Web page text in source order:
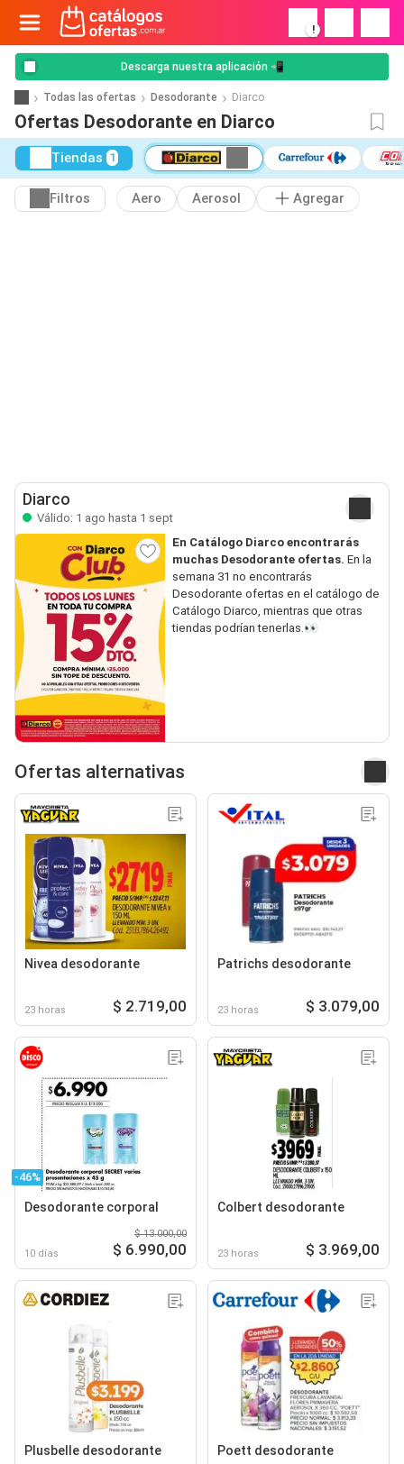
!
Descarga nuestra aplicación 📲
Todas las ofertas Desodorante Diarco
Ofertas Desodorante en Diarco
Tiendas 1
Filtros Aero Aerosol Agregar
Diarco
Válido: 1 ago hasta 1 sept
En Catálogo Diarco encontrarás
muchas Desodorante ofertas. En la
semana 31 no encontrarás
Desodorante ofertas en el catálogo de
Catálogo Diarco, mientras que otras
tiendas podrían tenerlas.👀
Ofertas alternativas
Nivea desodorante
23 horas $ 2.719,00
Patrichs desodorante
23 horas $ 3.079,00
-46%
Desodorante corporal
10 días
$ 13.000,00
$ 6.990,00
Colbert desodorante
23 horas $ 3.969,00
Plusbelle desodorante Poett desodorante